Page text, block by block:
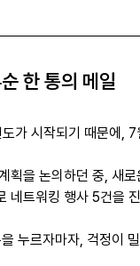
한 통의 메일
가 시작되기 때문에,
획을 논의하던 중, 새
네트워킹 행사 5건을
누르자마자, 걱정이